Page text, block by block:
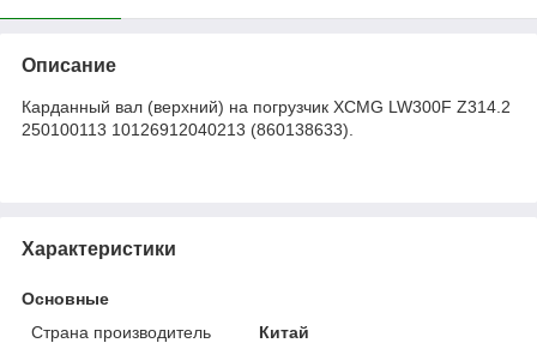
Описание
Карданный вал (верхний) на погрузчик XCMG LW300F Z314.2
250100113 10126912040213 (860138633).
Характеристики
Основные
Страна производитель
Китай